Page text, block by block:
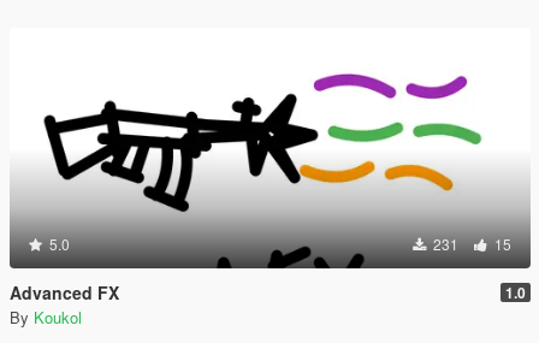
5.0 231 15
Advanced FX 1.0
By Koukol